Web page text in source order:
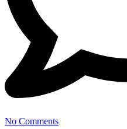
No Comments